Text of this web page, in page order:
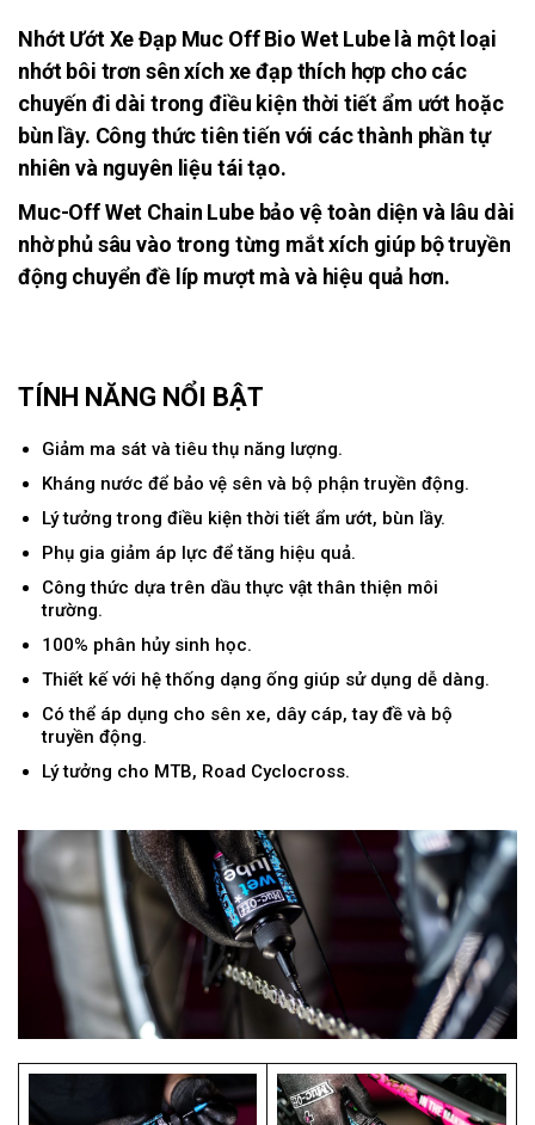
Nhớt Ướt Xe Đạp Muc Off Bio Wet Lube là một loại
nhớt bôi trơn sên xích xe đạp thích hợp cho các
chuyến đi dài trong điều kiện thời tiết ẩm ướt hoặc
bùn lầy. Công thức tiên tiến với các thành phần tự
nhiên và nguyên liệu tái tạo.
Muc-Off Wet Chain Lube bảo vệ toàn diện và lâu dài
nhờ phủ sâu vào trong từng mắt xích giúp bộ truyền
động chuyển đề líp mượt mà và hiệu quả hơn.
TÍNH NĂNG NỔI BẬT
Giảm ma sát và tiêu thụ năng lượng.
Kháng nước để bảo vệ sên và bộ phận truyền động.
Lý tưởng trong điều kiện thời tiết ẩm ướt, bùn lầy.
Phụ gia giảm áp lực để tăng hiệu quả.
Công thức dựa trên dầu thực vật thân thiện môi
trường.
100% phân hủy sinh học.
Thiết kế với hệ thống dạng ống giúp sử dụng dễ dàng.
Có thể áp dụng cho sên xe, dây cáp, tay đề và bộ
truyền động.
Lý tưởng cho MTB, Road Cyclocross.